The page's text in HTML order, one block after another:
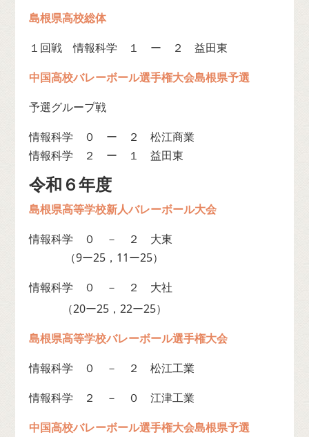
島根県高校総体
１回戦 情報科学 １ ー ２ 益田東
中国高校バレーボール選手権大会島根県予選
予選グループ戦
情報科学 ０ ー ２ 松江商業
情報科学 ２ ー １ 益田東
令和６年度
島根県高等学校新人バレーボール大会
情報科学 ０ － ２ 大東
（9ー25，11ー25）
情報科学 ０ － ２ 大社
（20ー25，22ー25）
島根県高等学校バレーボール選手権大会
情報科学 ０ － ２ 松江工業
情報科学 ２ － ０ 江津工業
中国高校バレーボール選手権大会島根県予選